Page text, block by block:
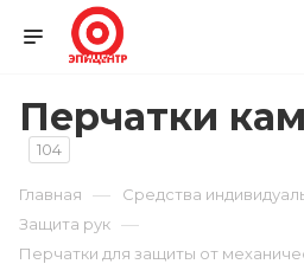
Перчатки
104
Главная — Средства
Защита рук —
Перчатки для защиты от